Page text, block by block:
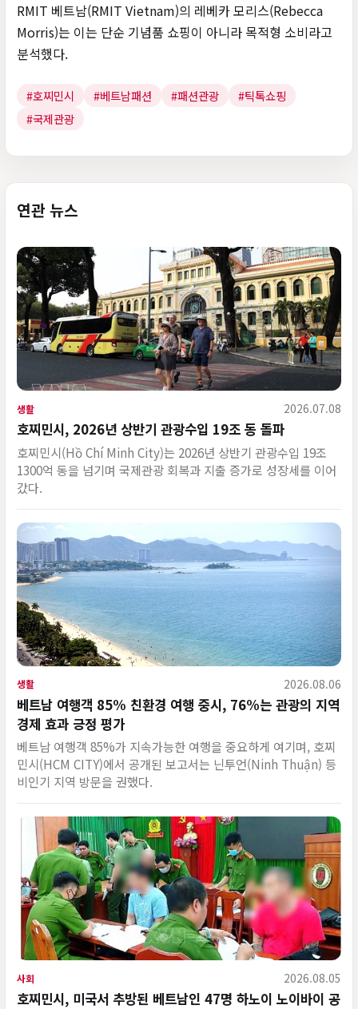
RMIT 베트남(RMIT Vietnam)의 레베카 모리스(Rebecca
Morris)는 이는 단순 기념품 쇼핑이 아니라 목적형 소비라고
분석했다.
#호찌민시 #베트남패션 #패션관광
#틱톡쇼핑
#국제관광
연관 뉴스
생활 2026.07.08
호찌민시, 2026년 상반기 관광수입 19조 동 돌파
호찌민시(Hồ Chí Minh City)는 2026년 상반기 관광수입 19조
1300억 동을 넘기며 국제관광 회복과 지출 증가로 성장세를 이어
갔다.
생활 2026.08.06
베트남 여행객 85% 친환경 여행 중시, 76%는 관광의 지역
경제 효과 긍정 평가
베트남 여행객 85%가 지속가능한 여행을 중요하게 여기며, 호찌
민시(HCM CITY)에서 공개된 보고서는 닌투언(Ninh Thuận) 등
비인기 지역 방문을 권했다.
사회 2026.08.05
호찌민시, 미국서 추방된 베트남인 47명 하노이 노이바이 공